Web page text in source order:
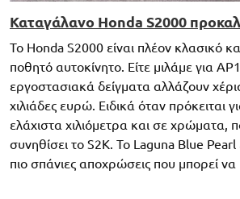
Καταγάλανο Honda S2000
Το Honda S2000 είναι πλέον κλασικό
ποθητό αυτοκίνητο. Είτε μιλάμε για
εργοστασιακά δείγματα αλλάζουν
χιλιάδες ευρώ. Ειδικά όταν πρόκειται
ελάχιστα χιλιόμετρα και σε χρώματα,
συνηθίσει το S2K. Το Laguna Blue Pearl
πιο σπάνιες αποχρώσεις που μπορεί